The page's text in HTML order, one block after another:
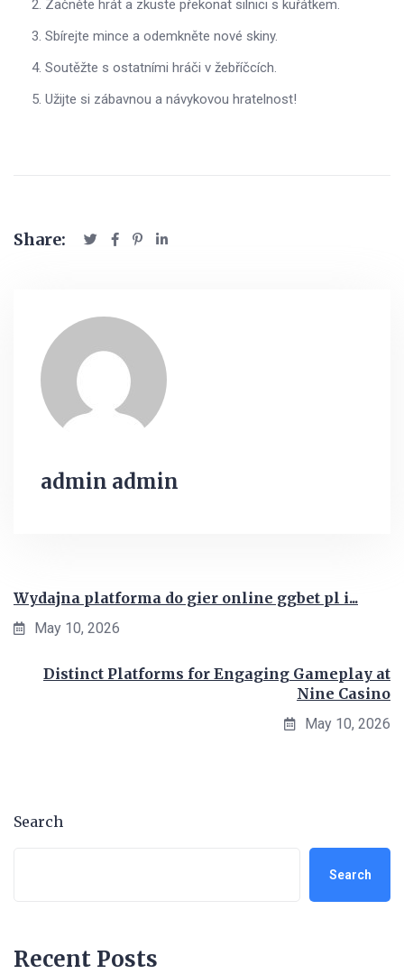
Začněte hrát a zkuste překonat silnici s kuřátkem.
Sbírejte mince a odemkněte nové skiny.
Soutěžte s ostatními hráči v žebříčcích.
Užijte si zábavnou a návykovou hratelnost!
Share:
admin admin
Wydajna platforma do gier online ggbet pl i...
May 10, 2026
Distinct Platforms for Engaging Gameplay at
Nine Casino
May 10, 2026
Search
Search
Recent Posts